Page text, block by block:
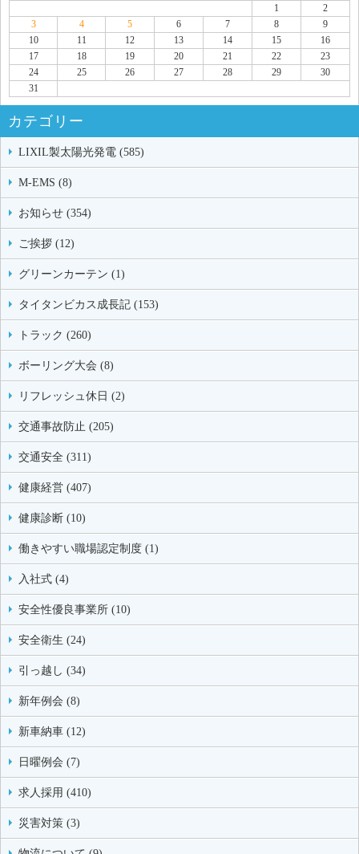
1
2
3
4 5 6 7 8
9
10
11 12 13 14 15
16
17
18 19 20 21 22
23
24
25 26 27 28 29
30
31
カテゴリー
LIXIL製太陽光発電 (585)
M-EMS (8)
お知らせ (354)
ご挨拶 (12)
グリーンカーテン (1)
タイタンビカス成長記 (153)
トラック (260)
ボーリング大会 (8)
リフレッシュ休日 (2)
交通事故防止 (205)
交通安全 (311)
健康経営 (407)
健康診断 (10)
働きやすい職場認定制度 (1)
入社式 (4)
安全性優良事業所 (10)
安全衛生 (24)
引っ越し (34)
新年例会 (8)
新車納車 (12)
日曜例会 (7)
求人採用 (410)
災害対策 (3)